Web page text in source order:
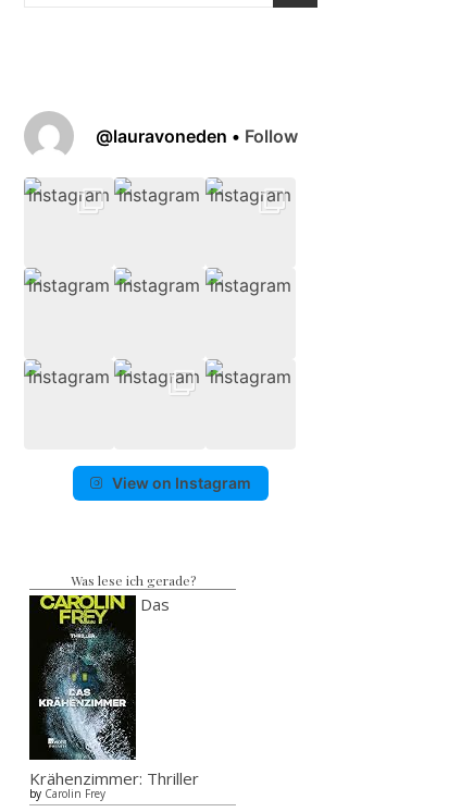
@lauravoneden • Follow
View on Instagram
Was lese ich gerade?
Das
Krähenzimmer: Thriller
by Carolin Frey